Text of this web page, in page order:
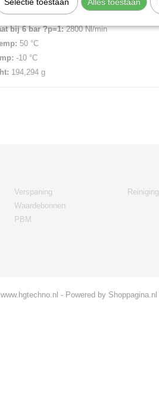
15 bar
bij 6 bar ?p=1:2800 Nl/min
50 °C
-10 °C
194,294 g
Verspaning
Waardebonnen
PBM
Reiniging
- Powered by Shoppagina.nl